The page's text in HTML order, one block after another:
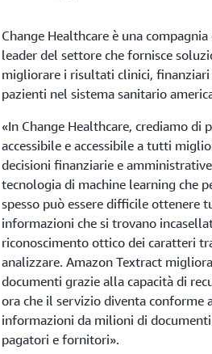
Change Healthcare è una
leader del settore che fornisce
migliorare i risultati clinici,
pazienti nel sistema sanitario
«In Change Healthcare, crediamo di
accessibile e accessibile a tutti
decisioni finanziarie e
tecnologia di machine learning che
spesso può essere difficile ottenere
informazioni che si trovano
riconoscimento ottico dei caratteri
analizzare. Amazon Textract
documenti grazie alla capacità di
ora che il servizio diventa conforme
informazioni da milioni di
pagatori e fornitori».